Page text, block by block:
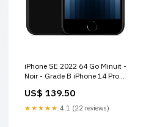
iPhone SE 2022 64 Go Minuit -
Noir - Grade B iPhone 14 Pro
US$ 139.50
★★★★★ 4.1 (22 reviews)